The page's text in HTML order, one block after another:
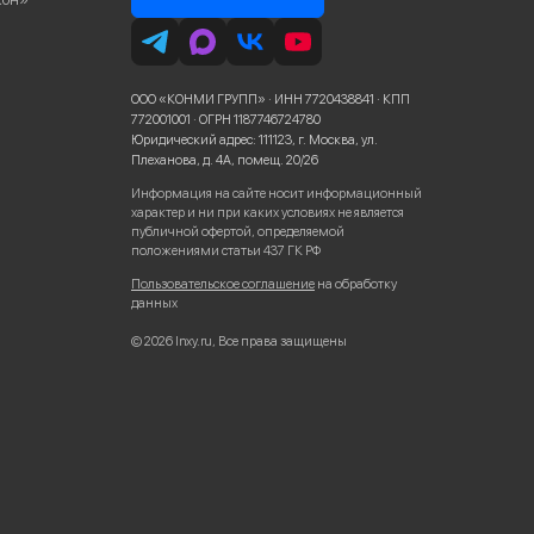
ООО «КОНМИ ГРУПП» · ИНН 7720438841 · КПП
772001001 · ОГРН 1187746724780
Юридический адрес: 111123, г. Москва, ул.
Плеханова, д. 4А, помещ. 20/26
Информация на сайте носит информационный
характер и ни при каких условиях не является
публичной офертой, определяемой
положениями статьи 437 ГК РФ
Пользовательское соглашение на обработку
данных
© 2026 Inxy.ru, Все права защищены